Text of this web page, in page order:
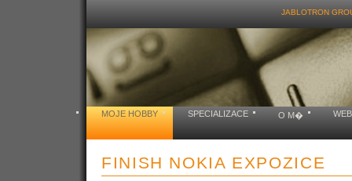
JABLOTRON
MOJE HOBBY SPECIALIZACE O M�
FINISH NOKIA EXPOZICE